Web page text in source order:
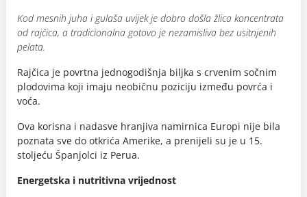
Kod mesnih juha i gulaša uvijek je dobro došla žlica koncentrata
od rajčica, a tradicionalna gotovo je nezamisliva bez usitnjenih
pelata.
Rajčica je povrtna jednogodišnja biljka s crvenim sočnim
plodovima koji imaju neobičnu poziciju između povrća i
voća.
Ova korisna i nadasve hranjiva namirnica Europi nije bila
poznata sve do otkrića Amerike, a prenijeli su je u 15.
stoljeću Španjolci iz Perua.
Energetska i nutritivna vrijednost